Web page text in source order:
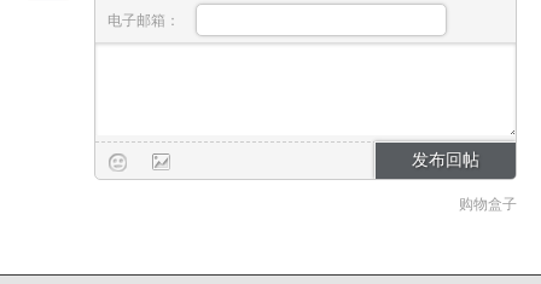
电子邮箱：
购物盒子